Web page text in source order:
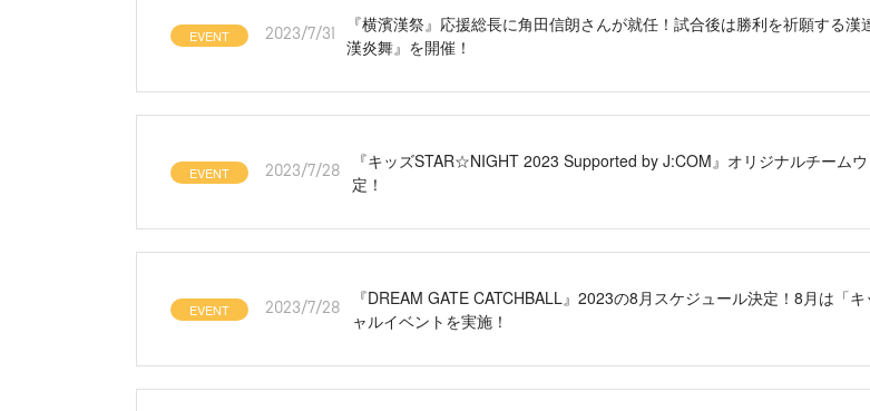
EVENT 2023/7/31
『横濱漢祭』応援総長に角田信朗さんが就任！試合後は勝利を祈願する
漢炎舞』を開催！
EVENT 2023/7/28
『キッズSTAR☆NIGHT 2023 Supported by J:COM』オリジナルチーム
定！
EVENT 2023/7/28
『DREAM GATE CATCHBALL』2023の8月スケジュール決定！8月は「
ャルイベントを実施！